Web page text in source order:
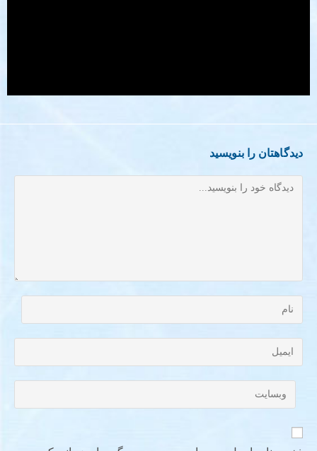
دیدگاهتان را بنویسید